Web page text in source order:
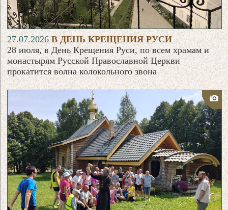
27.07.2026В ДЕНЬ КРЕЩЕНИЯ РУСИ
28 июля, в День Крещения Руси, по всем храмам и
монастырям Русской Православной Церкви
прокатится волна колокольного звона